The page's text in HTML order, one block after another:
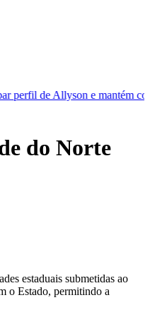
mantém cobertura da
do Norte
estaduais submetidas ao
o Estado, permitindo a